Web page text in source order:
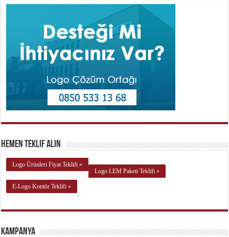
Hemen Teklif Alın
Logo Ürünleri Fiyat Teklifi »
Logo LEM Paketi Teklifi »
E-Logo Kontör Teklifi »
.
Kampanya